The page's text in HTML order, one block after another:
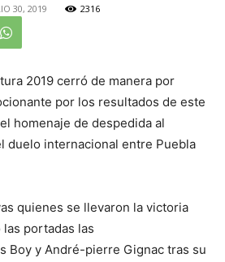
30, 2019 2316
2019 cerró de manera por
por los resultados de este
homenaje de despedida al
duelo internacional entre Puebla
quienes se llevaron la victoria
portadas las
Boy y André-pierre Gignac tras su